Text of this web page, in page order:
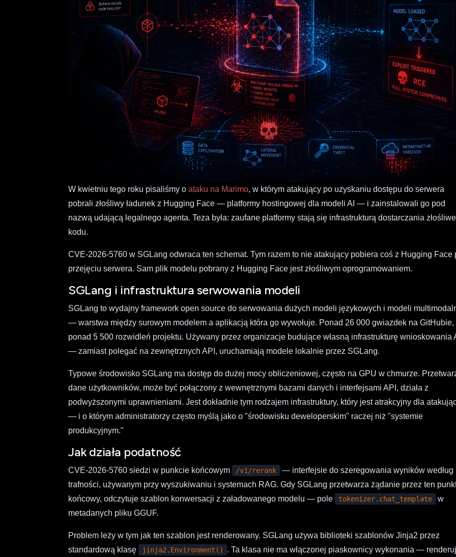
W kwietniu tego roku pisaliśmy oataku na Marimo, w którym atakujący po uzyskaniu dostępu do serwera
pobrali złośliwy ładunek z Hugging Face — platformy hostingowej dla modeli AI — i zainstalowali go pod
nazwą udającą legalnego agenta. Teza była: zaufane platformy stają się infrastrukturą dostarczania
kodu.
CVE-2026-5760 w SGLang odwraca ten schemat. Tym razem to nie atakujący pobiera coś z Hugging Face
przejęciu serwera. Sam plik modelu pobrany z Hugging Face jest złośliwym oprogramowaniem.
SGLang i infrastruktura serwowania modeli
SGLang to wydajny framework open source do serwowania dużych modeli językowych i modeli
— warstwa między surowym modelem a aplikacją która go wywołuje. Ponad 26 000 gwiazdek na GitHubie,
ponad 5 500 rozwidleń projektu. Używany przez organizacje budujące własną infrastrukturę wnioskowania
— zamiast polegać na zewnętrznych API, uruchamiają modele lokalnie przez SGLang.
Typowe środowisko SGLang ma dostęp do dużej mocy obliczeniowej, często na GPU w chmurze.
dane użytkowników, może być połączony z wewnętrznymi bazami danych i interfejsami API, działa z
podwyższonymi uprawnieniami. Jest dokładnie tym rodzajem infrastruktury, który jest atrakcyjny dla
— i o którym administratorzy często myślą jako o "środowisku deweloperskim" raczej niż "systemie
produkcyjnym."
Jak działa podatność
CVE-2026-5760 siedzi w punkcie końcowym /v1/rerank
— interfejsie do szeregowania wyników według
trafności, używanym przy wyszukiwaniu i systemach RAG. Gdy SGLang przetwarza żądanie przez ten
końcowy, odczytuje szablon konwersacji z załadowanego modelu — pole
tokenizer.chat_template
w
metadanych pliku GGUF.
Problem leży w tym jak ten szablon jest renderowany. SGLang używa biblioteki szablonów Jinja2 przez
standardową klasę
jinja2.Environment()
. Ta klasa nie ma włączonej piaskownicy wykonania —